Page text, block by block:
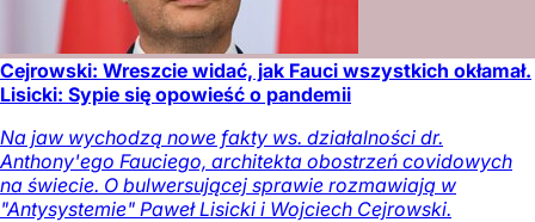
Cejrowski: Wreszcie widać, jak Fauci wszystkich okłamał.
Lisicki: Sypie się opowieść o pandemii
Na jaw wychodzą nowe fakty ws. działalności dr.
Anthony'ego Fauciego, architekta obostrzeń covidowych
na świecie. O bulwersującej sprawie rozmawiają w
"Antysystemie" Paweł Lisicki i Wojciech Cejrowski.